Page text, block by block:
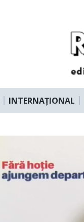
INTERNAȚIONAL